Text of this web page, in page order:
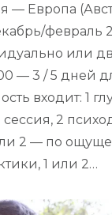
— Европа
февраль
или
— 3 / 5 дней
входит: 1
2
2 — по
1 или 2…